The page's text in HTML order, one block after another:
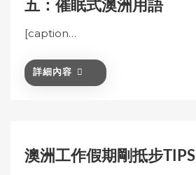
五：催眠式澳洲用語
[caption…
詳細內容
澳洲工作假期剛抵步TIPS